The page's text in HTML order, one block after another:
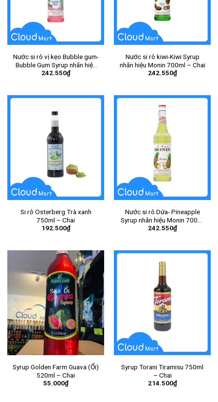
Nước si rô vị kẹo Bubble gum-
Bubble Gum Syrup nhãn hiệu
Monin 700ml – Chai
242.550₫
Nước si rô kiwi-Kiwi Syrup
nhãn hiệu Monin 700ml – Chai
242.550₫
Si rô Osterberg Trà xanh
750ml – Chai
192.500₫
Nước si rô Dứa- Pineapple
Syrup nhãn hiệu Monin 700ml
– Chai
242.550₫
Syrup Golden Farm Guava (Ổi)
520ml – Chai
55.000₫
Syrup Torani Tiramisu 750ml
– Chai
214.500₫